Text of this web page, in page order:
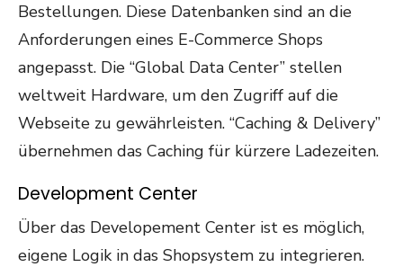
Bestellungen. Diese Datenbanken sind an die
Anforderungen eines E-Commerce Shops
angepasst. Die “Global Data Center” stellen
weltweit Hardware, um den Zugriff auf die
Webseite zu gewährleisten. “Caching & Delivery”
übernehmen das Caching für kürzere Ladezeiten.
Development Center
Über das Developement Center ist es möglich,
eigene Logik in das Shopsystem zu integrieren.